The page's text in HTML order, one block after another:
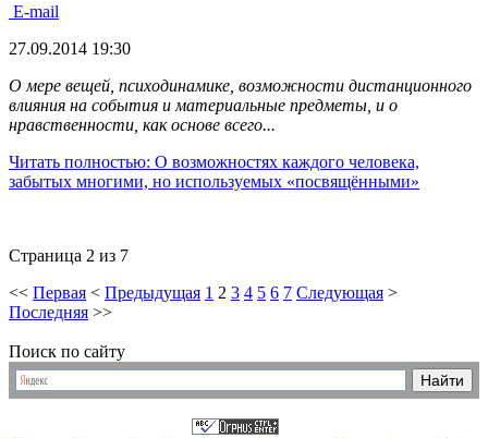
E-mail
27.09.2014 19:30
О мере вещей, психодинамике, возможности дистанционного
влияния на события и материальные предметы, и о
нравственности, как основе всего...
Читать полностью: О возможностях каждого человека,
забытых многими, но используемых «посвящёнными»
Страница 2 из 7
<< Первая < Предыдущая 1 2 3 4 5 6 7 Следующая >
Последняя >>
Поиск по сайту